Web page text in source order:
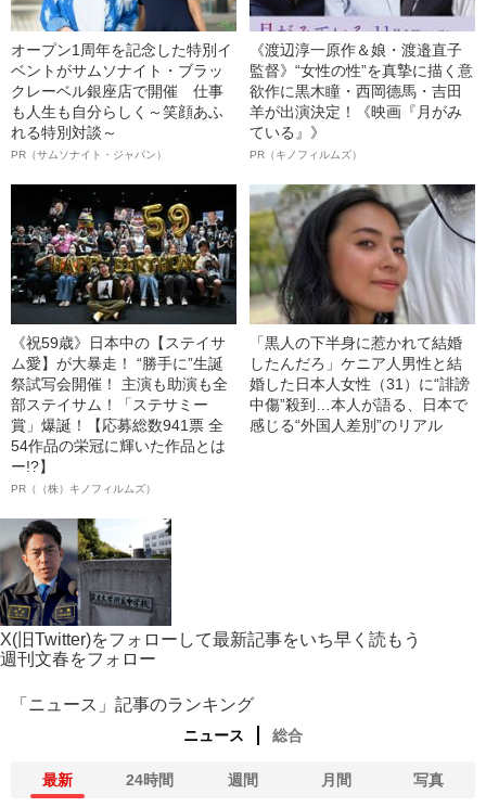
オープン1周年を記念した特別イ
ベントがサムソナイト・ブラッ
クレーベル銀座店で開催 仕事
も人生も自分らしく～笑顔あふ
れる特別対談～
PR（サムソナイト・ジャパン）
《渡辺淳一原作＆娘・渡邉直子
監督》“女性の性”を真摯に描く意
欲作に黒木瞳・西岡德馬・吉田
羊が出演決定！《映画『月がみ
ている』》
PR（キノフィルムズ）
《祝59歳》日本中の【ステイサ
ム愛】が大暴走！ “勝手に”生誕
祭試写会開催！ 主演も助演も全
部ステイサム！「ステサミー
賞」爆誕！【応募総数941票 全
54作品の栄冠に輝いた作品とは
ー!?】
PR（（株）キノフィルムズ）
「黒人の下半身に惹かれて結婚
したんだろ」ケニア人男性と結
婚した日本人女性（31）に“誹謗
中傷”殺到…本人が語る、日本で
感じる“外国人差別”のリアル
X(旧Twitter)をフォローして最新記事をいち早く読もう
週刊文春をフォロー
「ニュース」記事のランキング
ニュース 総合
最新 24時間 週間 月間 写真